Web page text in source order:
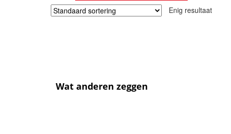
Enig resultaat
Wat anderen zeggen